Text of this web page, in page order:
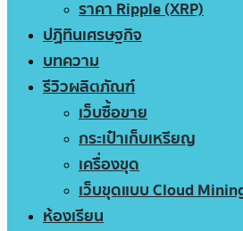
ราคา Ripple (XRP)
ปฏิทินเศรษฐกิจ
บทความ
รีวิวผลิตภัณฑ์
เว็บซื้อขาย
กระเป๋าเก็บเหรียญ
เครื่องขุด
เว็บขุดแบบ Cloud
ห้องเรียน